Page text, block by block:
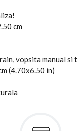
cm
vopsita manual si
(4.70x6.50 in)